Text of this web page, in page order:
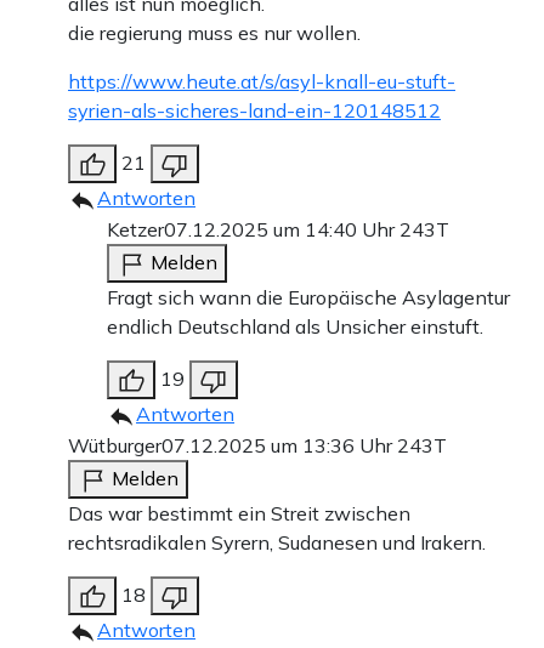
die regierung muss es nur wollen.
https://www.heute.at/s/asyl-knall-eu-stuft-
syrien-als-sicheres-land-ein-120148512
21
Antworten
Ketzer07.12.2025 um 14:40 Uhr 243T
Melden
Fragt sich wann die Europäische Asylagentur
endlich Deutschland als Unsicher einstuft.
19
Antworten
Wütburger07.12.2025 um 13:36 Uhr 243T
Melden
Das war bestimmt ein Streit zwischen
rechtsradikalen Syrern, Sudanesen und Irakern.
18
Antworten